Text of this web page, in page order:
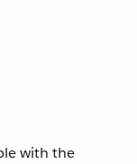
with the